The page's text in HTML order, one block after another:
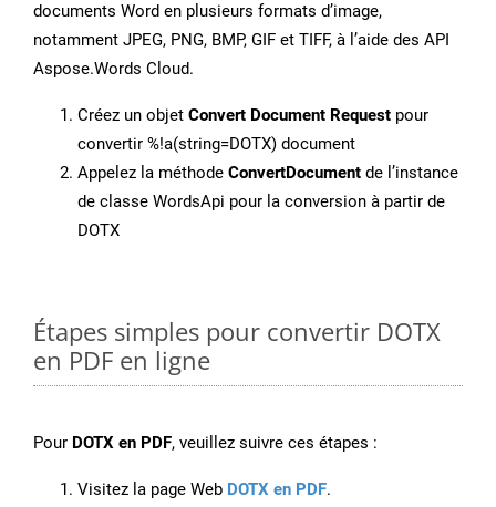
documents Word en plusieurs formats d’image,
notamment JPEG, PNG, BMP, GIF et TIFF, à l’aide des API
Aspose.Words Cloud.
Créez un objet Convert Document Request pour
convertir %!a(string=DOTX) document
Appelez la méthode ConvertDocument de l’instance
de classe WordsApi pour la conversion à partir de
DOTX
Étapes simples pour convertir DOTX
en PDF en ligne
Pour DOTX en PDF, veuillez suivre ces étapes :
Visitez la page Web DOTX en PDF.